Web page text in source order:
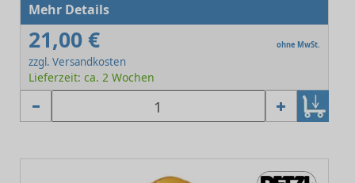
Mehr Details
21,00 € ohne MwSt.
zzgl. Versandkosten
Lieferzeit: ca. 2 Wochen